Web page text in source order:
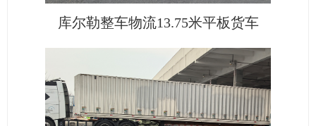
库尔勒整车物流13.75米平板货车